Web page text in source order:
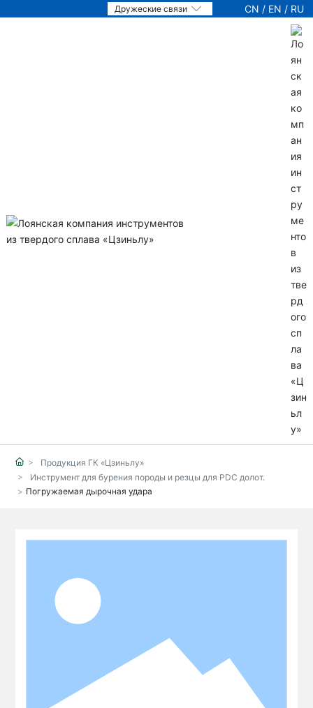
Дружеские связи CN / EN / RU
Услуги
Продукция ГК «Цзиньлу»
Инструмент для бурения породы и резцы для PDC долот.
Погружаемая дырочная удара